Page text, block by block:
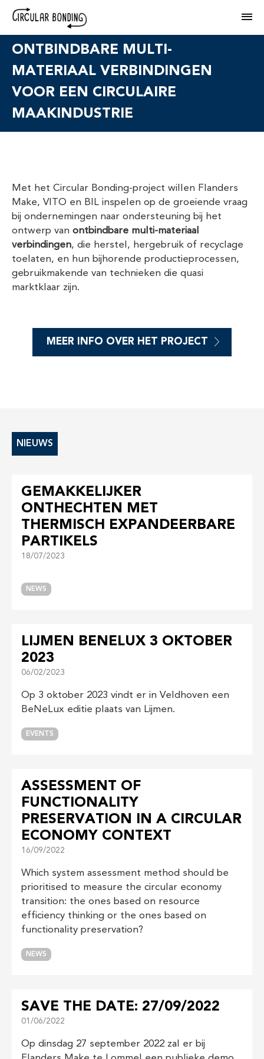
ONTBINDBARE MULTI-
MATERIAAL VERBINDINGEN
VOOR EEN CIRCULAIRE
MAAKINDUSTRIE
Met het Circular Bonding-project willen Flanders
Make, VITO en BIL inspelen op de groeiende vraag
bij ondernemingen naar ondersteuning bij het
ontwerp van ontbindbare multi-materiaal
verbindingen, die herstel, hergebruik of recyclage
toelaten, en hun bijhorende productieprocessen,
gebruikmakende van technieken die quasi
marktklaar zijn.
MEER INFO OVER HET PROJECT
NIEUWS
GEMAKKELIJKER
ONTHECHTEN MET
THERMISCH EXPANDEERBARE
PARTIKELS
18/07/2023
NEWS
LIJMEN BENELUX 3 OKTOBER
2023
06/02/2023
Op 3 oktober 2023 vindt er in Veldhoven een
BeNeLux editie plaats van Lijmen.
EVENTS
ASSESSMENT OF
FUNCTIONALITY
PRESERVATION IN A CIRCULAR
ECONOMY CONTEXT
16/09/2022
Which system assessment method should be
prioritised to measure the circular economy
transition: the ones based on resource
efficiency thinking or the ones based on
functionality preservation?
NEWS
SAVE THE DATE: 27/09/2022
01/06/2022
Op dinsdag 27 september 2022 zal er bij